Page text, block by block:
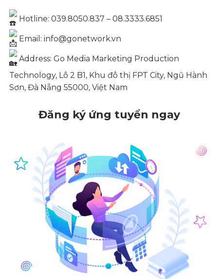
Hotline: 039.8050.837 – 08.3333.6851
Email: info@gonetwork.vn
Address: Go Media Marketing Production
Technology, Lô 2 B1, Khu đô thị FPT City, Ngũ Hành
Sơn, Đà Nẵng 55000, Việt Nam
Đăng ký ứng tuyển ngay